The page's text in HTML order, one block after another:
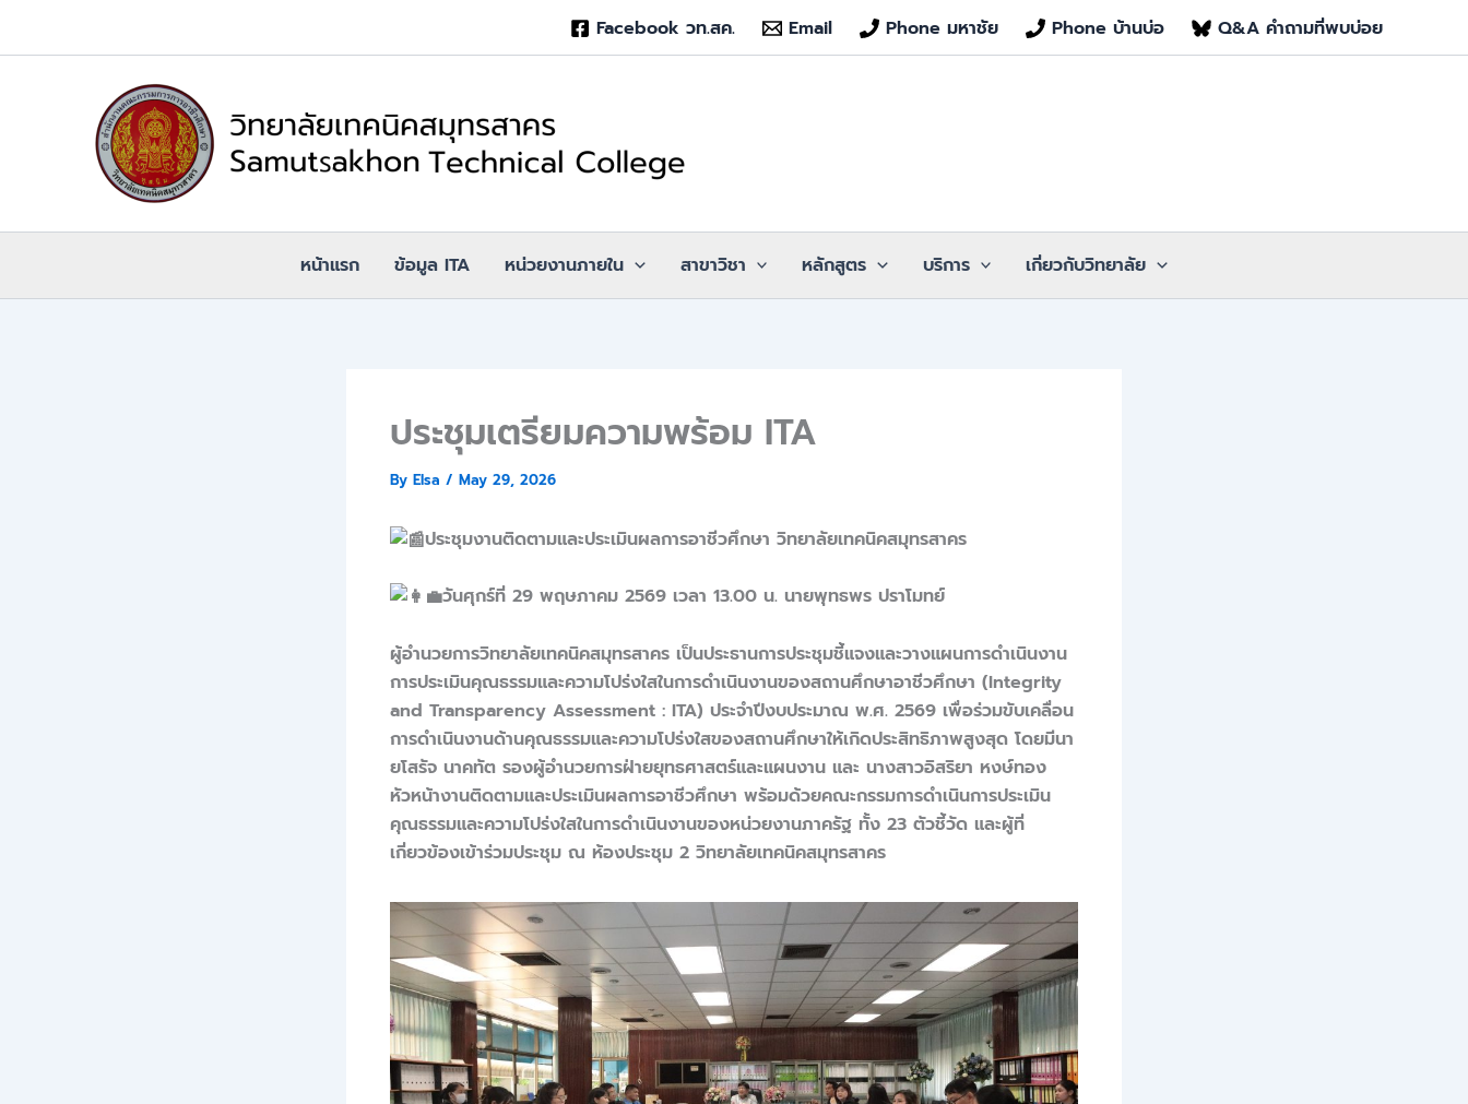
Facebook วท.สค. Email Phone มหาชัย Phone บ้านบ่อ Q&A คำถามที่พบบ่อย
หน้าแรก ข้อมูล ITA หน่วยงานภายใน สาขาวิชา หลักสูตร บริการ เกี่ยวกับวิทยาลัย
ประชุมเตรียมความพร้อม ITA
By Elsa / May 29, 2026
ประชุมงานติดตามและประเมินผลการอาชีวศึกษา วิทยาลัยเทคนิคสมุทรสาคร
วันศุกร์ที่ 29 พฤษภาคม 2569 เวลา 13.00 น. นายพุทธพร ปราโมทย์
ผู้อำนวยการวิทยาลัยเทคนิคสมุทรสาคร เป็นประธานการประชุมชี้แจงและวางแผนการดำเนินงาน
การประเมินคุณธรรมและความโปร่งใสในการดำเนินงานของสถานศึกษาอาชีวศึกษา (Integrity
and Transparency Assessment : ITA) ประจำปีงบประมาณ พ.ศ. 2569 เพื่อร่วมขับเคลื่อน
การดำเนินงานด้านคุณธรรมและความโปร่งใสของสถานศึกษาให้เกิดประสิทธิภาพสูงสุด โดยมีนา
ยโสรัจ นาคทัต รองผู้อำนวยการฝ่ายยุทธศาสตร์และแผนงาน และ นางสาวอิสริยา หงษ์ทอง
หัวหน้างานติดตามและประเมินผลการอาชีวศึกษา พร้อมด้วยคณะกรรมการดำเนินการประเมิน
คุณธรรมและความโปร่งใสในการดำเนินงานของหน่วยงานภาครัฐ ทั้ง 23 ตัวชี้วัด และผู้ที่
เกี่ยวข้องเข้าร่วมประชุม ณ ห้องประชุม 2 วิทยาลัยเทคนิคสมุทรสาคร